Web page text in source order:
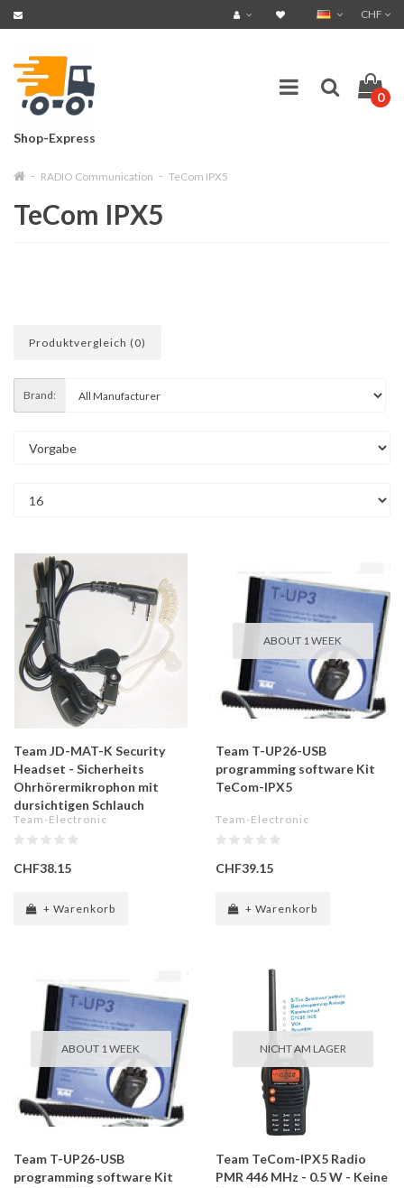
CHF
Shop-Express
0
RADIO Communication TeCom IPX5
TeCom IPX5
Produktvergleich (0)
Brand:
Team JD-MAT-K Security
Headset - Sicherheits
Ohrhörermikrophon mit
dursichtigen Schlauch
Team-Electronic
CHF38.15
+ Warenkorb
ABOUT 1 WEEK
Team T-UP26-USB
programming software Kit
TeCom-IPX5
Team-Electronic
CHF39.15
+ Warenkorb
ABOUT 1 WEEK
Team T-UP26-USB
programming software Kit
NICHT AM LAGER
Team TeCom-IPX5 Radio
PMR 446 MHz - 0.5 W - Keine